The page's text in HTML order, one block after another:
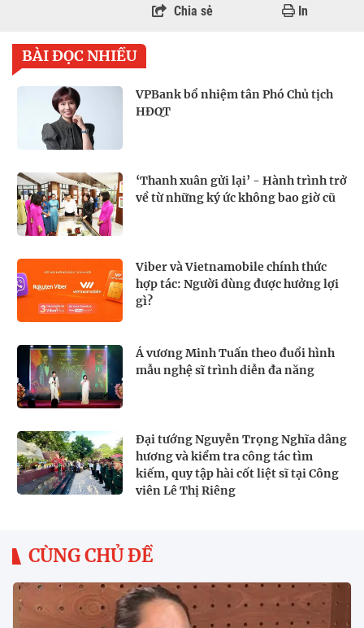
Chia sẻ In
BÀI ĐỌC NHIỀU
VPBank bổ nhiệm tân Phó Chủ tịch
HĐQT
‘Thanh xuân gửi lại’ - Hành trình trở
về từ những ký ức không bao giờ cũ
Viber và Vietnamobile chính thức
hợp tác: Người dùng được hưởng lợi
gì?
Á vương Minh Tuấn theo đuổi hình
mẫu nghệ sĩ trình diễn đa năng
Đại tướng Nguyễn Trọng Nghĩa dâng
hương và kiểm tra công tác tìm
kiếm, quy tập hài cốt liệt sĩ tại Công
viên Lê Thị Riêng
CÙNG CHỦ ĐỀ